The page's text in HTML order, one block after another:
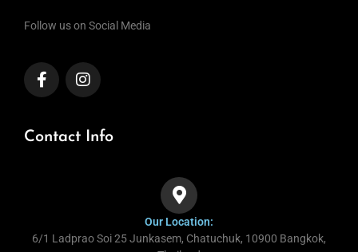
Follow us on Social Media
Contact Info
Our Location:
6/1 Ladprao Soi 25 Junkasem, Chatuchuk, 10900 Bangkok,